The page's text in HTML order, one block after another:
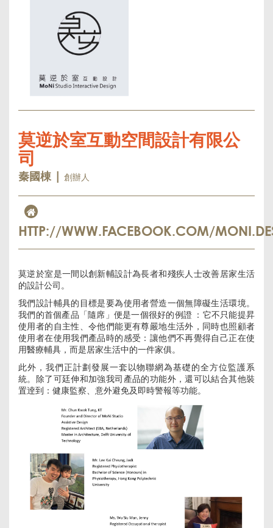
莫逆於室互動空間設計有限公
司
秦國棟 | 創辦人
HTTP://WWW.FACEBOOK.COM/
莫逆於室是一間以創新輔設計為長者和殘疾人士改善居家生活
的設計公司。
我們設計輔具的目標是要為使用者營造一個無障礙生活環境。
我們的首個產品「隨席」便是一個很好的例證 ：它不只能提昇
使用者的自主性、令他們能更有尊嚴地生活外，同時也照顧者
使用者在使用我們產品時的感受：讓他們不再覺得自己正在使
用醫療輔具，而是居家生活中的一件家俱。
此外，我們正計劃發展一套以物聯網為基礎的全方位監護系
統。除了可廷伸和加強我司產品的功能外，還可以結合其他裝
置逹到：健康監察、意外避免及即時警報等功能。